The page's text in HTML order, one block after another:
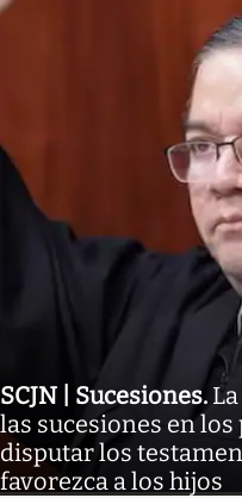
SCJN | Sucesiones.
las sucesiones en
disputar los
favorezca a los hijos